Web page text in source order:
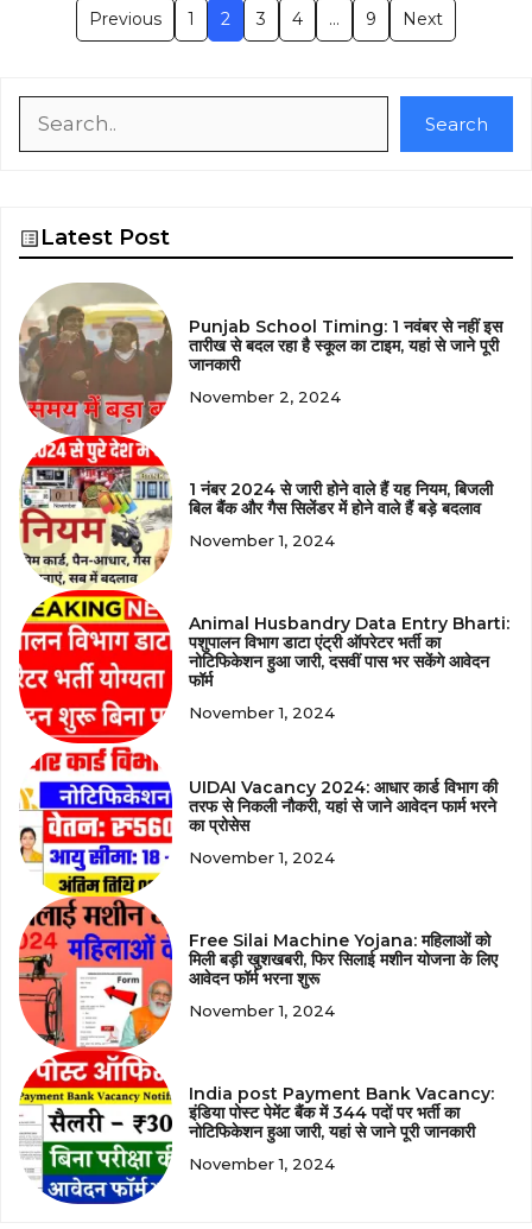
Previous 1 2 3 4 … 9 Next
Search
Latest Post
Punjab School Timing: 1 नवंबर से नहीं इस
तारीख से बदल रहा है स्कूल का टाइम, यहां से जाने पूरी
जानकारी
November 2, 2024
1 नंबर 2024 से जारी होने वाले हैं यह नियम, बिजली
बिल बैंक और गैस सिलेंडर में होने वाले हैं बड़े बदलाव
November 1, 2024
Animal Husbandry Data Entry Bharti:
पशुपालन विभाग डाटा एंट्री ऑपरेटर भर्ती का
नोटिफिकेशन हुआ जारी, दसवीं पास भर सकेंगे आवेदन
फॉर्म
November 1, 2024
UIDAI Vacancy 2024: आधार कार्ड विभाग की
तरफ से निकली नौकरी, यहां से जाने आवेदन फार्म भरने
का प्रोसेस
November 1, 2024
Free Silai Machine Yojana: महिलाओं को
मिली बड़ी खुशखबरी, फिर सिलाई मशीन योजना के लिए
आवेदन फॉर्म भरना शुरू
November 1, 2024
India post Payment Bank Vacancy:
इंडिया पोस्ट पेमेंट बैंक में 344 पदों पर भर्ती का
नोटिफिकेशन हुआ जारी, यहां से जाने पूरी जानकारी
November 1, 2024